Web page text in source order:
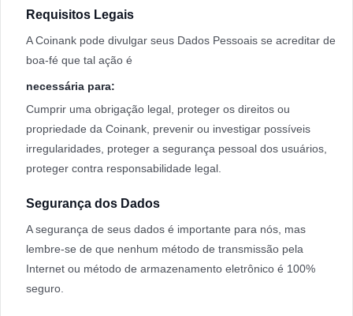
Requisitos Legais
A Coinank pode divulgar seus Dados Pessoais se acreditar de
boa-fé que tal ação é
necessária para:
Cumprir uma obrigação legal, proteger os direitos ou
propriedade da Coinank, prevenir ou investigar possíveis
irregularidades, proteger a segurança pessoal dos usuários,
proteger contra responsabilidade legal.
Segurança dos Dados
A segurança de seus dados é importante para nós, mas
lembre-se de que nenhum método de transmissão pela
Internet ou método de armazenamento eletrônico é 100%
seguro.